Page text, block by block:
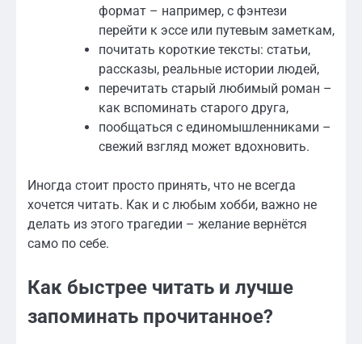
формат – например, с фэнтези
перейти к эссе или путевым заметкам,
почитать короткие тексты: статьи,
рассказы, реальные истории людей,
перечитать старый любимый роман –
как вспоминать старого друга,
пообщаться с единомышленниками –
свежий взгляд может вдохновить.
Иногда стоит просто принять, что не всегда
хочется читать. Как и с любым хобби, важно не
делать из этого трагедии – желание вернётся
само по себе.
Как быстрее читать и лучше
запоминать прочитанное?